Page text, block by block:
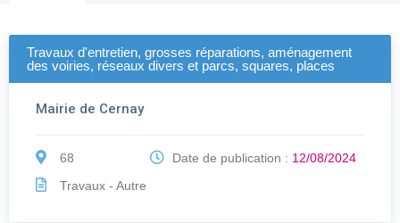
Travaux d'entretien, grosses réparations, aménagement
des voiries, réseaux divers et parcs, squares, places
Mairie de Cernay
68
Travaux - Autre
Date de publication : 12/08/2024